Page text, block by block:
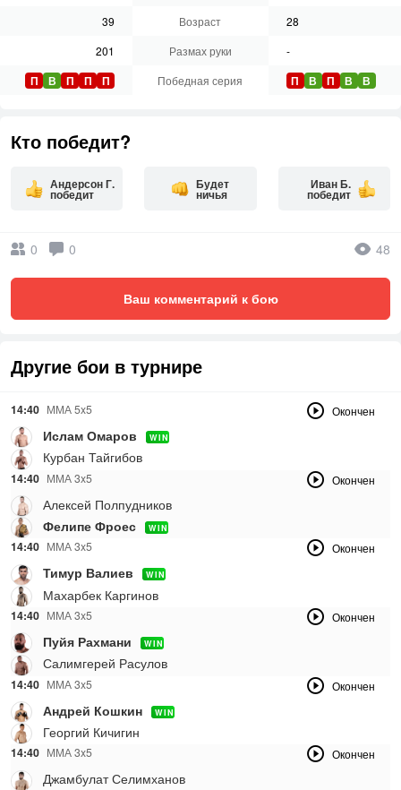
39
201
П В П П П
Возраст
Размах руки
Победная серия
28
-
П В П В В
Кто победит?
Андерсон Г.
победит
Будет
ничья
Иван Б.
победит
0 0 48
Ваш комментарий к бою
Другие бои в турнире
14:40 ММА 5x5 Окончен
Ислам Омаров WIN
Курбан Тайгибов
14:40 ММА 3x5 Окончен
Алексей Полпудников
Фелипе Фроес
WIN
14:40 ММА 3x5 Окончен
Тимур Валиев WIN
Махарбек Каргинов
14:40 ММА 3x5 Окончен
Пуйя Рахмани WIN
Салимгерей Расулов
14:40 ММА 3x5 Окончен
Андрей Кошкин WIN
Георгий Кичигин
14:40 ММА 3x5 Окончен
Джамбулат Селимханов